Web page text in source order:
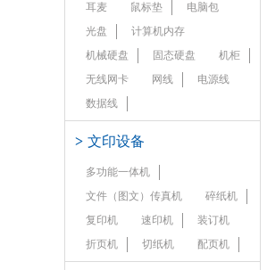
耳麦
鼠标垫
电脑包
光盘
计算机内存
机械硬盘
固态硬盘
机柜
无线网卡
网线
电源线
数据线
> 文印设备
多功能一体机
文件（图文）传真机
碎纸机
复印机
速印机
装订机
折页机
切纸机 配页机